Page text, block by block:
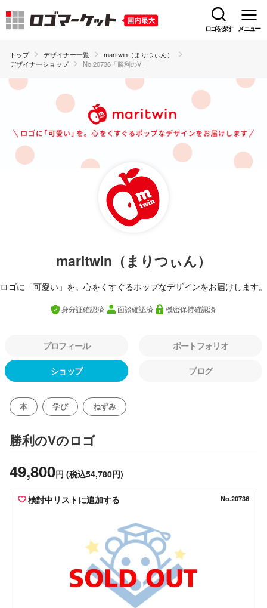
ロゴを探す メニュー
トップ デザイナー一覧
maritwin（まりつぃん）
デザイナーショップ
No.20736「勝利のV」
maritwin（まりつぃん）
ロゴに「可愛い」を。心をくすぐるホップなデザインをお届けします。
身分証確認済 面談確認済 機密保持確認済
プロフィール ポートフォリオ
ショップ ブログ
本 学び ねずみ
勝利のVのロゴ
49,800円 (税込54,780円)
検討中リストに追加する No.20736